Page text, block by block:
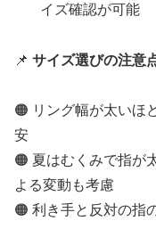
イズ確認が可能
📌 サイズ選びの注意
🟠 リング幅が太いほ
安
🟠 夏はむくみで指が
よる変動も考慮
🟠 利き手と反対の指